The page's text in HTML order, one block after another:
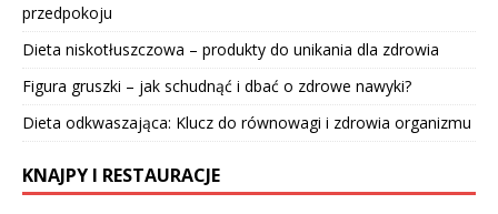
przedpokoju
Dieta niskotłuszczowa – produkty do unikania dla zdrowia
Figura gruszki – jak schudnąć i dbać o zdrowe nawyki?
Dieta odkwaszająca: Klucz do równowagi i zdrowia organizmu
KNAJPY I RESTAURACJE